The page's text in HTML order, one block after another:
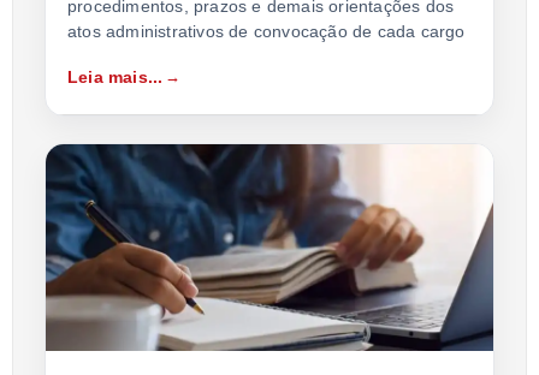
procedimentos, prazos e demais orientações dos
atos administrativos de convocação de cada cargo
Leia mais...